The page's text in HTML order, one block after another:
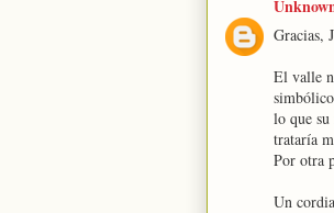
Gracias,
El valle
lo que
trataría
Por otra
Un